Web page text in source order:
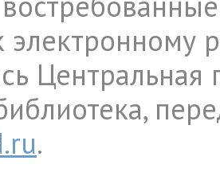
электронному
Центральная
.